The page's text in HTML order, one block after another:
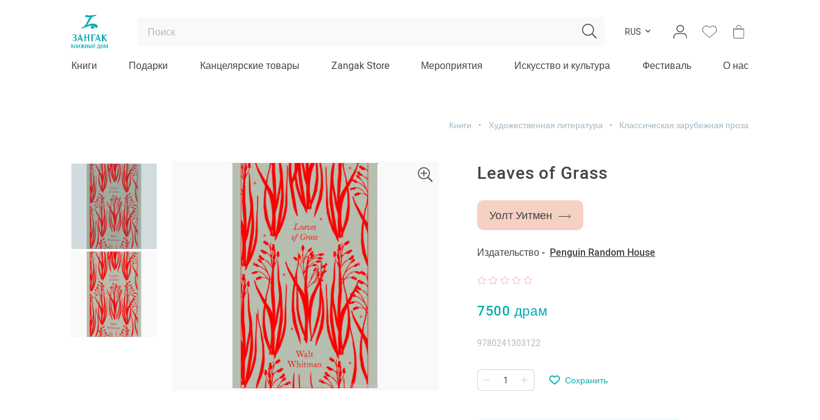
RUS
Книги Подарки Канцелярские товары Zangak Store Мероприятия Искусство и культура Фестиваль О нас
Книги Художественная литература Классическая зарубежная проза
Leaves of Grass
Уолт Уитмен
Издательство - Penguin Random House
7500 драм
9780241303122
Сохранить